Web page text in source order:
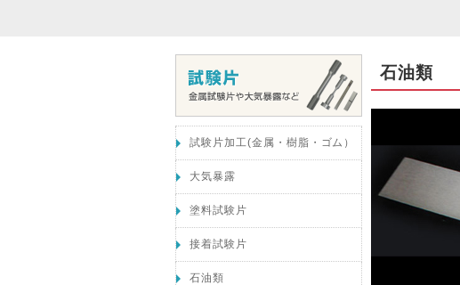
試験片加工(金属・樹脂・ゴム）
大気暴露
塗料試験片
接着試験片
石油類
石油類